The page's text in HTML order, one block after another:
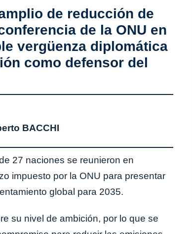
de reducción de
de la ONU en
vergüenza diplomática
como defensor del
BACCHI
27 naciones se reunieron en
impuesto por la ONU para presentar
global para 2035.
su nivel de ambición, por lo que se